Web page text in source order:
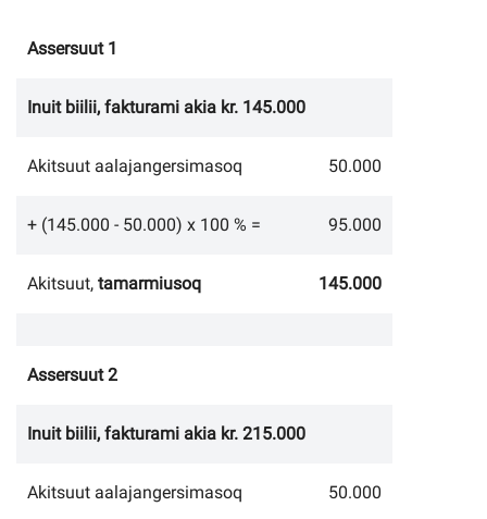
Assersuut 1
Inuit biilii, fakturami akia kr. 145.000
Akitsuut aalajangersimasoq 50.000
+ (145.000 - 50.000) x 100 % = 95.000
Akitsuut, tamarmiusoq 145.000
Assersuut 2
Inuit biilii, fakturami akia kr. 215.000
Akitsuut aalajangersimasoq 50.000